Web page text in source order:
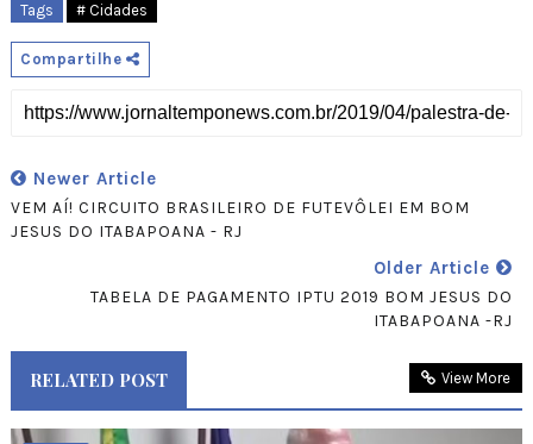
Tags # Cidades
Compartilhe
Newer Article
VEM AÍ! CIRCUITO BRASILEIRO DE FUTEVÔLEI EM BOM
JESUS DO ITABAPOANA - RJ
Older Article
TABELA DE PAGAMENTO IPTU 2019 BOM JESUS DO
ITABAPOANA -RJ
RELATED POST View More